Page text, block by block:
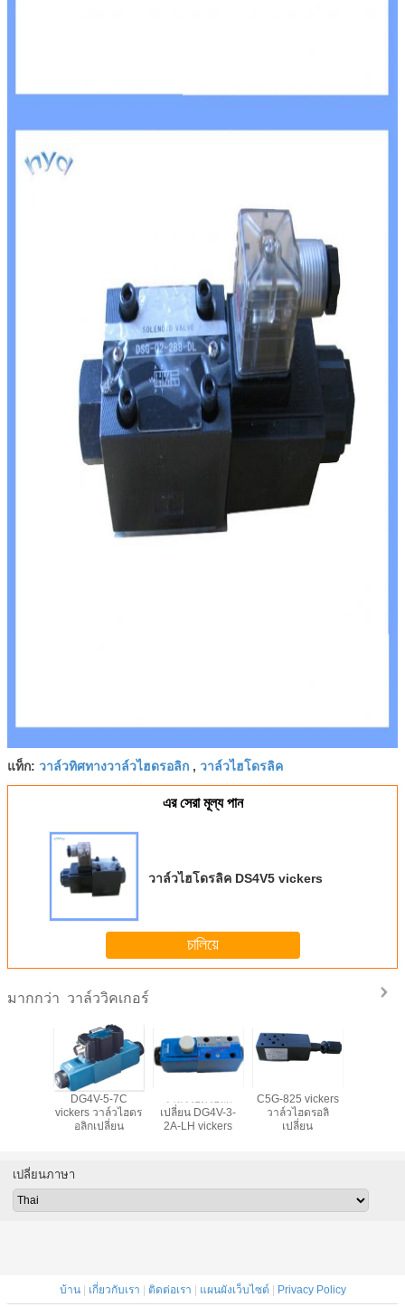
แท็ก: วาล์วทิศทางวาล์วไฮดรอลิก , วาล์วไฮโดรลิค
এর সেরা মূল্য পান
วาล์วไฮโดรลิค DS4V5 vickers
চালিয়ে
มากกว่า วาล์ววิคเกอร์
DG4V-5-7C
vickers วาล์วไฮดร
อลิกเปลี่ยน
วาล์วไฮดรอลิก
เปลี่ยน DG4V-3-
2A-LH vickers
C5G-825 vickers
วาล์วไฮดรอลิ
เปลี่ยน
เปลี่ยนภาษา
บ้าน| เกี่ยวกับเรา | ติดต่อเรา | แผนผังเว็บไซต์ | Privacy Policy